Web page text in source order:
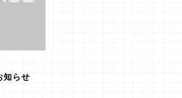
知らせ